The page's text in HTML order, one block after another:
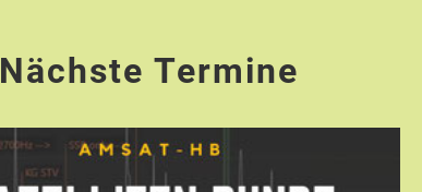
Nächste Termine